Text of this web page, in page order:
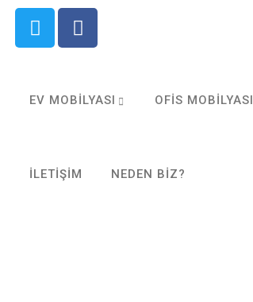
EV MOBILYASI OFIS MOBILYASI
İLETIŞIM NEDEN BIZ?